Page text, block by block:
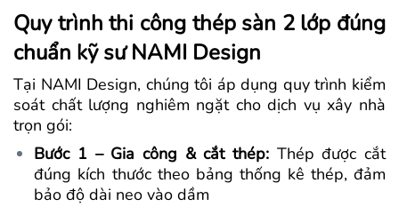
Quy trình thi công thép sàn 2 lớp đúng
chuẩn kỹ sư NAMI Design
Tại NAMI Design, chúng tôi áp dụng quy trình kiểm
soát chất lượng nghiêm ngặt cho dịch vụ xây nhà
trọn gói:
Bước 1 – Gia công & cắt thép: Thép được cắt
đúng kích thước theo bảng thống kê thép, đảm
bảo độ dài neo vào dầm